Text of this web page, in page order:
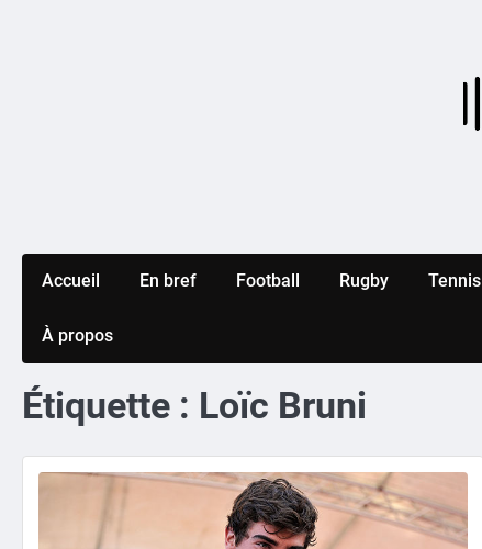
Accueil En bref Football Rugby Tennis
À propos
Étiquette : Loïc Bruni